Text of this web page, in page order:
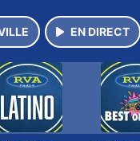
EN DIRECT